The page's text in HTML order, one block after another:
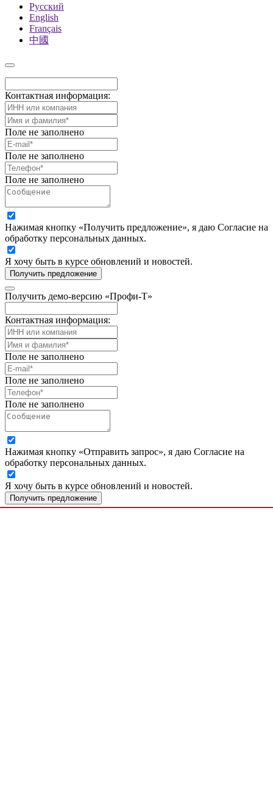
Русский
English
Français
中國
Контактная информация:
Поле не заполнено
Поле не заполнено
Поле не заполнено
Нажимая кнопку «Получить предложение», я даю Согласие на
обработку персональных данных.
Я хочу быть в курсе обновлений и новостей.
Получить предложение
Получить демо-версию «Профи-Т»
Контактная информация:
Поле не заполнено
Поле не заполнено
Поле не заполнено
Нажимая кнопку «Отправить запрос», я даю Согласие на
обработку персональных данных.
Я хочу быть в курсе обновлений и новостей.
Получить предложение